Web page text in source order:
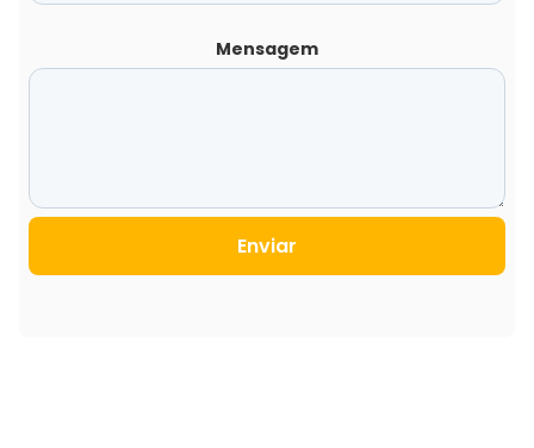
Mensagem
Enviar